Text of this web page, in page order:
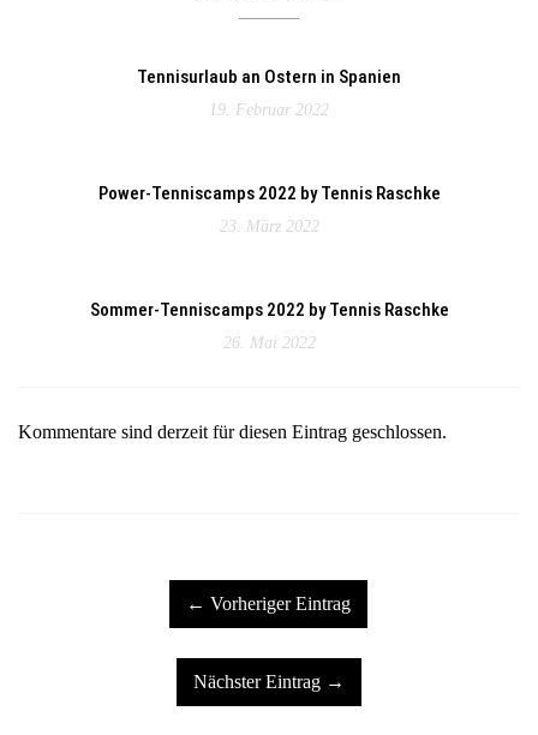
Tennisurlaub an Ostern in Spanien
19. Februar 2022
Power-Tenniscamps 2022 by Tennis Raschke
23. März 2022
Sommer-Tenniscamps 2022 by Tennis Raschke
26. Mai 2022
Kommentare sind derzeit für diesen Eintrag geschlossen.
← Vorheriger Eintrag
Nächster Eintrag →